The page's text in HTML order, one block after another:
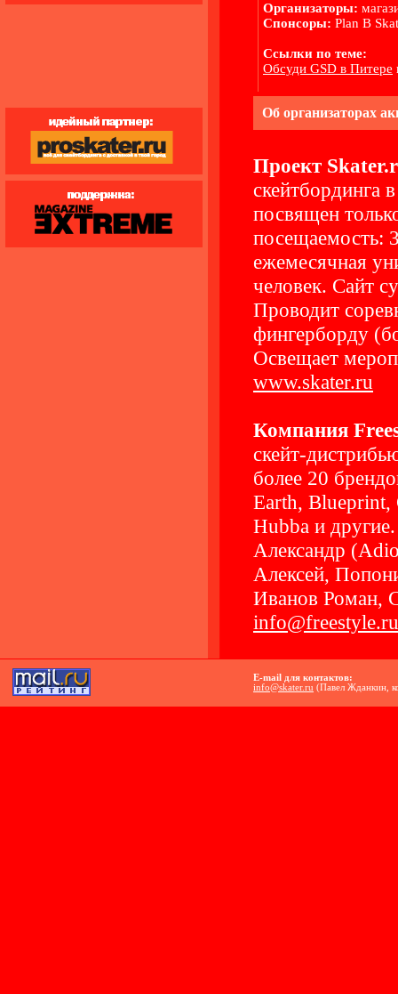
Организаторы:
Спонсоры: Plan B
Ссылки по теме:
Обсуди GSD в Питере
Об организаторах
Проект
скейтбординга
посвящен
посещаемость:
ежемесячная
человек. Сайт
Проводит
фингерборду
Освещает
www.skater.ru
Компания
скейт-
более 20
Earth, Blueprint,
Hubba и
Александр
Алексей,
Иванов Роман,
info@freestyle.ru
E-mail для контактов:
info@skater.ru (Павел Жданкин,